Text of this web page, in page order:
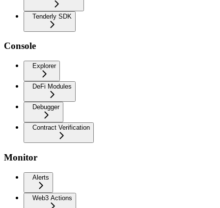
Tenderly SDK
Console
Explorer
DeFi Modules
Debugger
Contract Verification
Monitor
Alerts
Web3 Actions